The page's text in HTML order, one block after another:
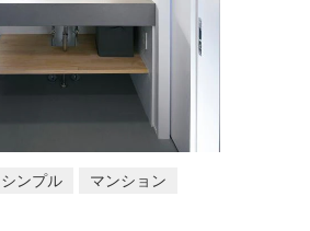
シンプル マンション